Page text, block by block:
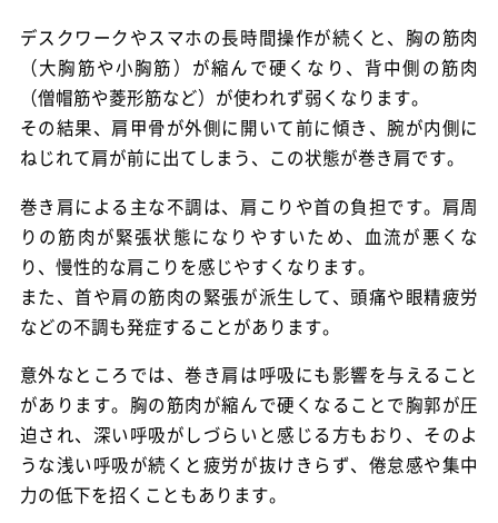
デスクワークやスマホの長時間操作が続くと、胸の筋肉
（大胸筋や小胸筋）が縮んで硬くなり、背中側の筋肉
（僧帽筋や菱形筋など）が使われず弱くなります。
その結果、肩甲骨が外側に開いて前に傾き、腕が内側に
ねじれて肩が前に出てしまう、この状態が巻き肩です。
巻き肩による主な不調は、肩こりや首の負担です。肩周
りの筋肉が緊張状態になりやすいため、血流が悪くな
り、慢性的な肩こりを感じやすくなります。
また、首や肩の筋肉の緊張が派生して、頭痛や眼精疲労
などの不調も発症することがあります。
意外なところでは、巻き肩は呼吸にも影響を与えること
があります。胸の筋肉が縮んで硬くなることで胸郭が圧
迫され、深い呼吸がしづらいと感じる方もおり、そのよ
うな浅い呼吸が続くと疲労が抜けきらず、倦怠感や集中
力の低下を招くこともあります。